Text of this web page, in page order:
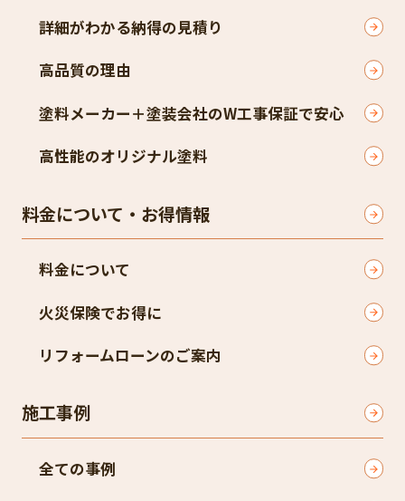
詳細がわかる納得の見積り
高品質の理由
塗料メーカー＋塗装会社のW工事保証で安心
高性能のオリジナル塗料
料金について・お得情報
料金について
火災保険でお得に
リフォームローンのご案内
施工事例
全ての事例